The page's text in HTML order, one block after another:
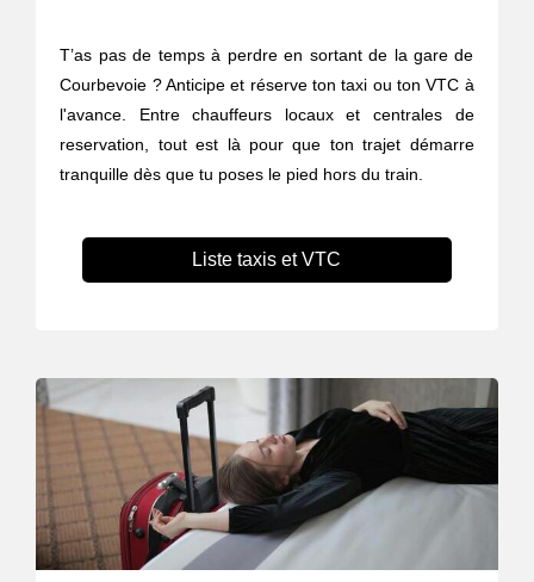
T’as pas de temps à perdre en sortant de la gare de
Courbevoie ? Anticipe et réserve ton taxi ou ton VTC à
l'avance. Entre chauffeurs locaux et centrales de
reservation, tout est là pour que ton trajet démarre
tranquille dès que tu poses le pied hors du train.
Liste taxis et VTC